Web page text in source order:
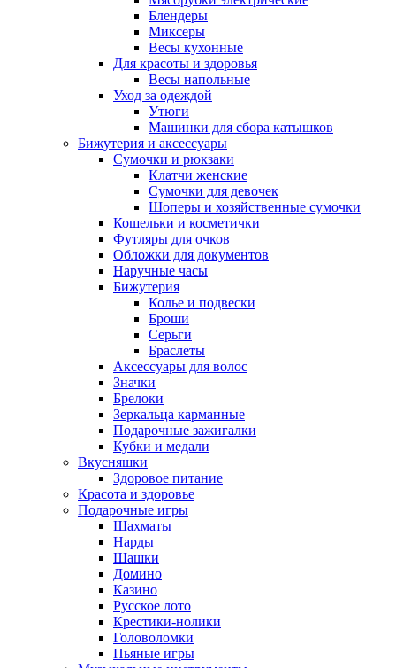
Блендеры
Миксеры
Весы кухонные
Для красоты и здоровья
Весы напольные
Уход за одеждой
Утюги
Машинки для сбора катышков
Бижутерия и аксессуары
Сумочки и рюкзаки
Клатчи женские
Сумочки для девочек
Шоперы и хозяйственные сумочки
Кошельки и косметички
Футляры для очков
Обложки для документов
Наручные часы
Бижутерия
Колье и подвески
Броши
Серьги
Браслеты
Аксессуары для волос
Значки
Брелоки
Зеркальца карманные
Подарочные зажигалки
Кубки и медали
Вкусняшки
Здоровое питание
Красота и здоровье
Подарочные игры
Шахматы
Нарды
Шашки
Домино
Казино
Русское лото
Крестики-нолики
Головоломки
Пьяные игры